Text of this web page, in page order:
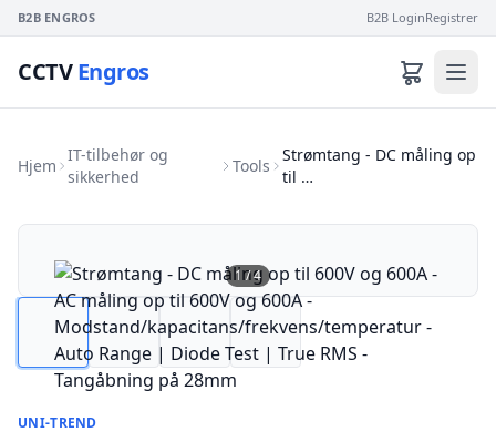
B2B ENGROS B2B LoginRegistrer
CCTVEngros
Hjem
IT-tilbehør og
sikkerhed
Tools
Strømtang - DC måling op
til …
1/4
UNI-TREND